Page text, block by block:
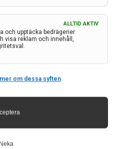
och upptäcka bedrägerier
visa reklam och innehåll,
ALLTID AKTIV
om dessa syften
Neka